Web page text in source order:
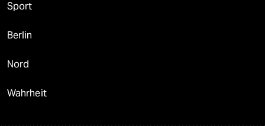
Sport
Berlin
Nord
Wahrheit